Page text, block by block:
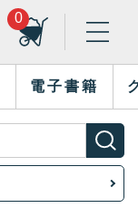
0
電子書籍